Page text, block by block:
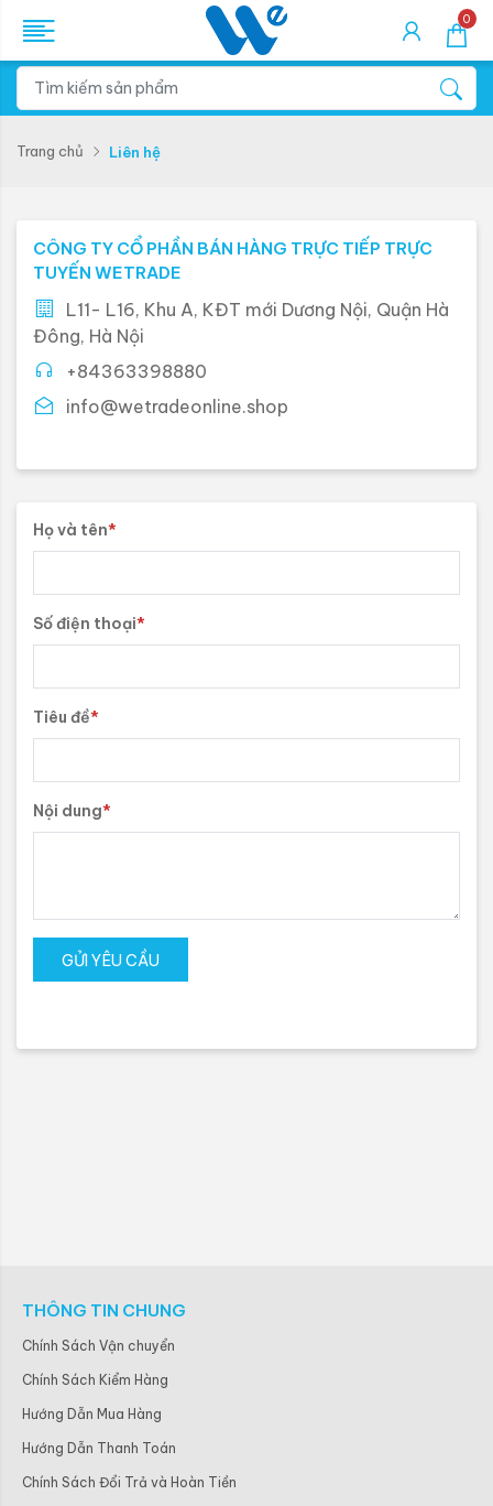
0
Trang chủ Liên hệ
CÔNG TY CỔ PHẦN BÁN HÀNG TRỰC TIẾP TRỰC
TUYẾN WETRADE
L11- L16, Khu A, KĐT mới Dương Nội, Quận Hà
Đông, Hà Nội
+84363398880
info@wetradeonline.shop
Họ và tên*
Số điện thoại*
Tiêu đề*
Nội dung*
GỬI YÊU CẦU
THÔNG TIN CHUNG
Chính Sách Vận chuyển
Chính Sách Kiểm Hàng
Hướng Dẫn Mua Hàng
Hướng Dẫn Thanh Toán
Chính Sách Đổi Trả và Hoàn Tiền